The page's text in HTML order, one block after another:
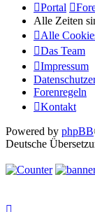
Portal
Alle Zeiten
Alle
Das Team
Impressum
Forenregeln
Kontakt
Powered by phpBB
Deutsche